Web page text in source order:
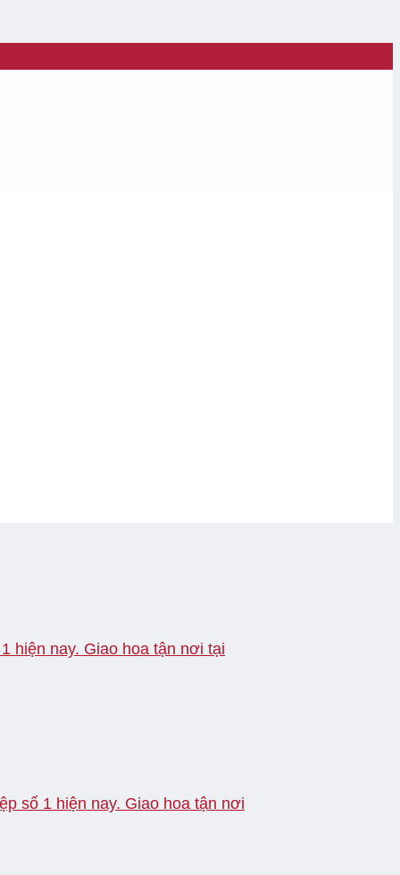
hiện nay. Giao hoa tận nơi tại
số 1 hiện nay. Giao hoa tận nơi